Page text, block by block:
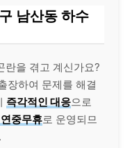
남산동 하수
란을 겪고 계신가요?
장하여 문제를 해결
즉각적인 대응으로
중무휴로 운영되므